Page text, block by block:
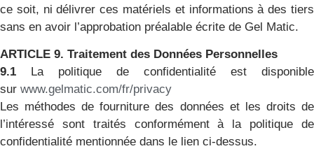
ce soit, ni délivrer ces matériels et informations à des tiers
sans en avoir l’approbation préalable écrite de Gel Matic.
ARTICLE 9. Traitement des Données Personnelles
9.1 La politique de confidentialité est disponible
sur www.gelmatic.com/fr/privacy
Les méthodes de fourniture des données et les droits de
l’intéressé sont traités conformément à la politique de
confidentialité mentionnée dans le lien ci-dessus.